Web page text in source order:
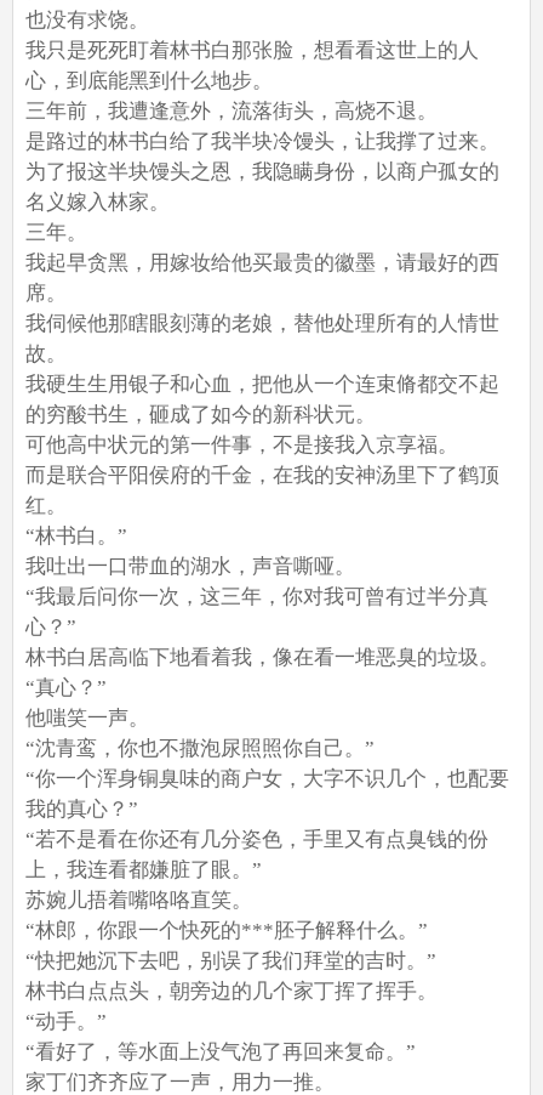
也没有求饶。
我只是死死盯着林书白那张脸，想看看这世上的人
心，到底能黑到什么地步。
三年前，我遭逢意外，流落街头，高烧不退。
是路过的林书白给了我半块冷馒头，让我撑了过来。
为了报这半块馒头之恩，我隐瞒身份，以商户孤女的
名义嫁入林家。
三年。
我起早贪黑，用嫁妆给他买最贵的徽墨，请最好的西
席。
我伺候他那瞎眼刻薄的老娘，替他处理所有的人情世
故。
我硬生生用银子和心血，把他从一个连束脩都交不起
的穷酸书生，砸成了如今的新科状元。
可他高中状元的第一件事，不是接我入京享福。
而是联合平阳侯府的千金，在我的安神汤里下了鹤顶
红。
“林书白。”
我吐出一口带血的湖水，声音嘶哑。
“我最后问你一次，这三年，你对我可曾有过半分真
心？”
林书白居高临下地看着我，像在看一堆恶臭的垃圾。
“真心？”
他嗤笑一声。
“沈青鸾，你也不撒泡尿照照你自己。”
“你一个浑身铜臭味的商户女，大字不识几个，也配要
我的真心？”
“若不是看在你还有几分姿色，手里又有点臭钱的份
上，我连看都嫌脏了眼。”
苏婉儿捂着嘴咯咯直笑。
“林郎，你跟一个快死的***胚子解释什么。”
“快把她沉下去吧，别误了我们拜堂的吉时。”
林书白点点头，朝旁边的几个家丁挥了挥手。
“动手。”
“看好了，等水面上没气泡了再回来复命。”
家丁们齐齐应了一声，用力一推。